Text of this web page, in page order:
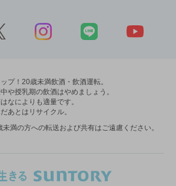
プ！20歳未満飲酒・飲酒運転。
や授乳期の飲酒はやめましょう。
なによりも適量です。
あとはリサイクル。
満の方への転送および共有はご遠慮ください。